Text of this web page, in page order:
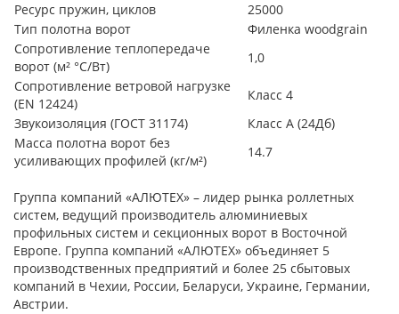
Ресурс пружин, циклов
25000
Тип полотна ворот
Филенка woodgrain
Сопротивление теплопередаче
ворот (м² °С/Вт)
1,0
Сопротивление ветровой нагрузке
(EN 12424)
Класс 4
Звукоизоляция (ГОСТ 31174)
Класс А (24Дб)
Масса полотна ворот без
усиливающих профилей (кг/м²)
14.7
Группа компаний «АЛЮТЕХ» – лидер рынка роллетных
систем, ведущий производитель алюминиевых
профильных систем и секционных ворот в Восточной
Европе. Группа компаний «АЛЮТЕХ» объединяет 5
производственных предприятий и более 25 сбытовых
компаний в Чехии, России, Беларуси, Украине, Германии,
Австрии.